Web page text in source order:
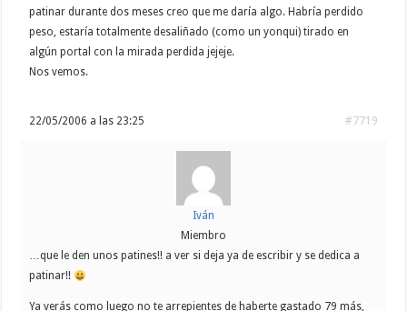
patinar durante dos meses creo que me daría algo. Habría perdido
peso, estaría totalmente desaliñado (como un yonqui) tirado en
algún portal con la mirada perdida jejeje.
Nos vemos.
22/05/2006 a las 23:25 #7719
Iván
Miembro
…que le den unos patines!! a ver si deja ya de escribir y se dedica a
patinar!!
Ya verás como luego no te arrepientes de haberte gastado 79 más,